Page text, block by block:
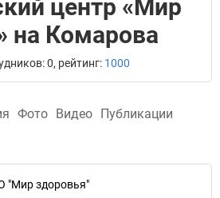
центр «Мир
на Комарова
0, рейтинг: 1000
Фото Видео Публикации
"Мир здоровья"